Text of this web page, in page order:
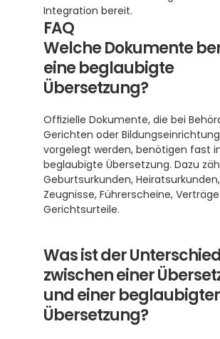
Integration bereit.
FAQ
Welche Dokumente
eine beglaubigte
Übersetzung?
Offizielle Dokumente, die bei
Gerichten oder
vorgelegt werden, benötigen fast
beglaubigte Übersetzung. Dazu
Geburtsurkunden, Heiratsurkunden,
Zeugnisse, Führerscheine,
Gerichtsurteile.
Was ist der Unterschied
zwischen einer
und einer
Übersetzung?